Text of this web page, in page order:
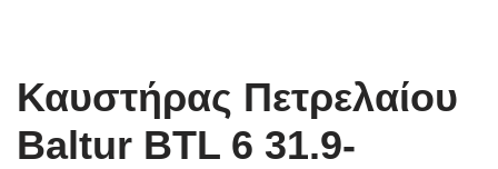
Καυστήρας Πετρελαίου
Baltur BTL 6 31.9-